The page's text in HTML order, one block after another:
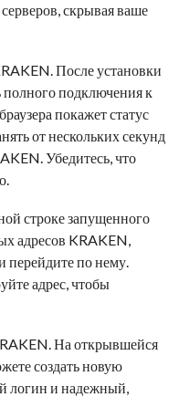
скрывая ваше
После установки
подключения к
покажет статус
от нескольких секунд
Убедитесь, что
строке запущенного
адресов KRAKEN,
перейдите по нему.
адрес, чтобы
На открывшейся
создать новую
логин и надежный,